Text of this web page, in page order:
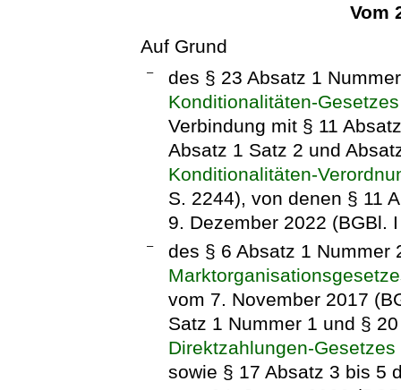
Vom
Auf Grund
–
des § 23 Absatz 1
Konditionalitäten-Gesetzes
Verbindung mit § 11
Absatz 1 Satz 2 und
Konditionalitäten-
S. 2244), von denen § 11
9. Dezember 2022 (BGBl.
–
des § 6 Absatz 1 Nummer
vom 7. November 2017
Satz 1 Nummer 1 und §
Direktzahlungen-Gesetzes
sowie § 17 Absatz 3 bis 5